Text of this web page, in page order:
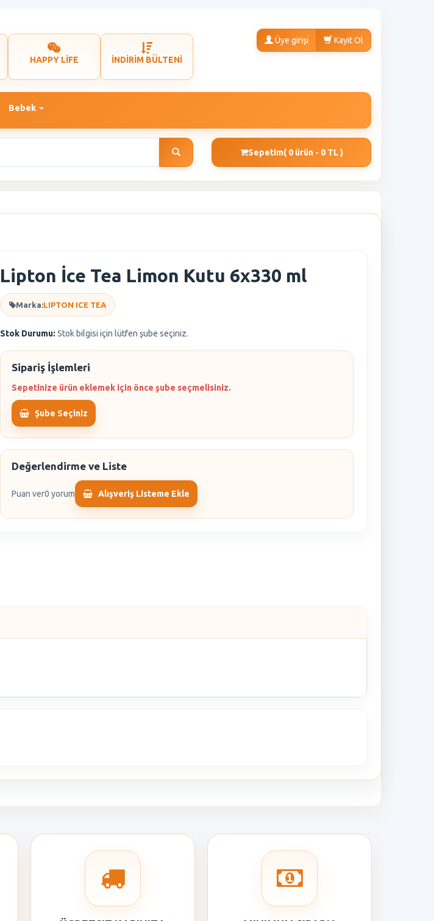
HAPPY LİFE İNDİRİM BÜLTENİ
Üye girişi Kayıt Ol
Bebek
Sepetim( 0 ürün - 0 TL )
Lipton İce Tea Limon Kutu 6x330 ml
Marka:LIPTON ICE TEA
Stok Durumu: Stok bilgisi için lütfen şube seçiniz.
Sipariş İşlemleri
Sepetinize ürün eklemek için önce şube seçmelisiniz.
Şube Seçiniz
Değerlendirme ve Liste
Puan ver0 yorum Alışveriş Listeme Ekle